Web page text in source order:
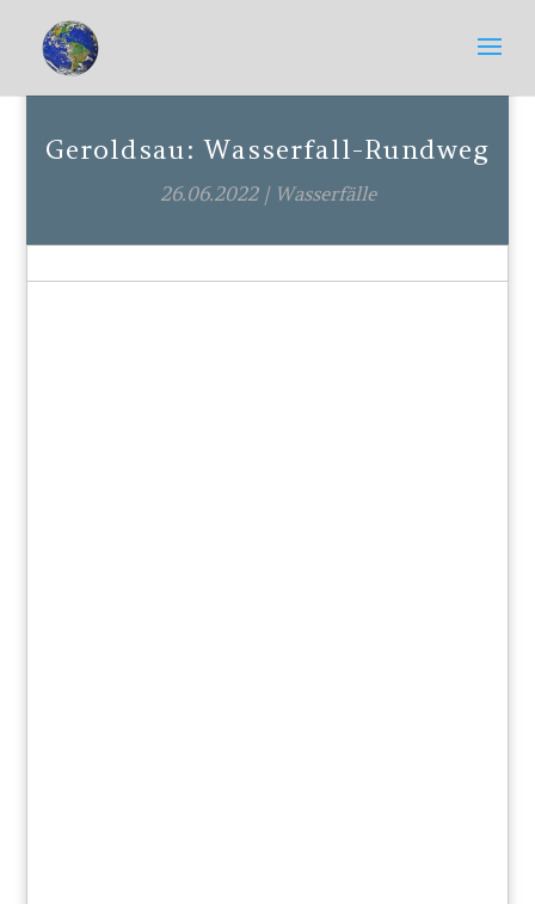
Geroldsau: Wasserfall-Rundweg
26.06.2022| Wasserfälle